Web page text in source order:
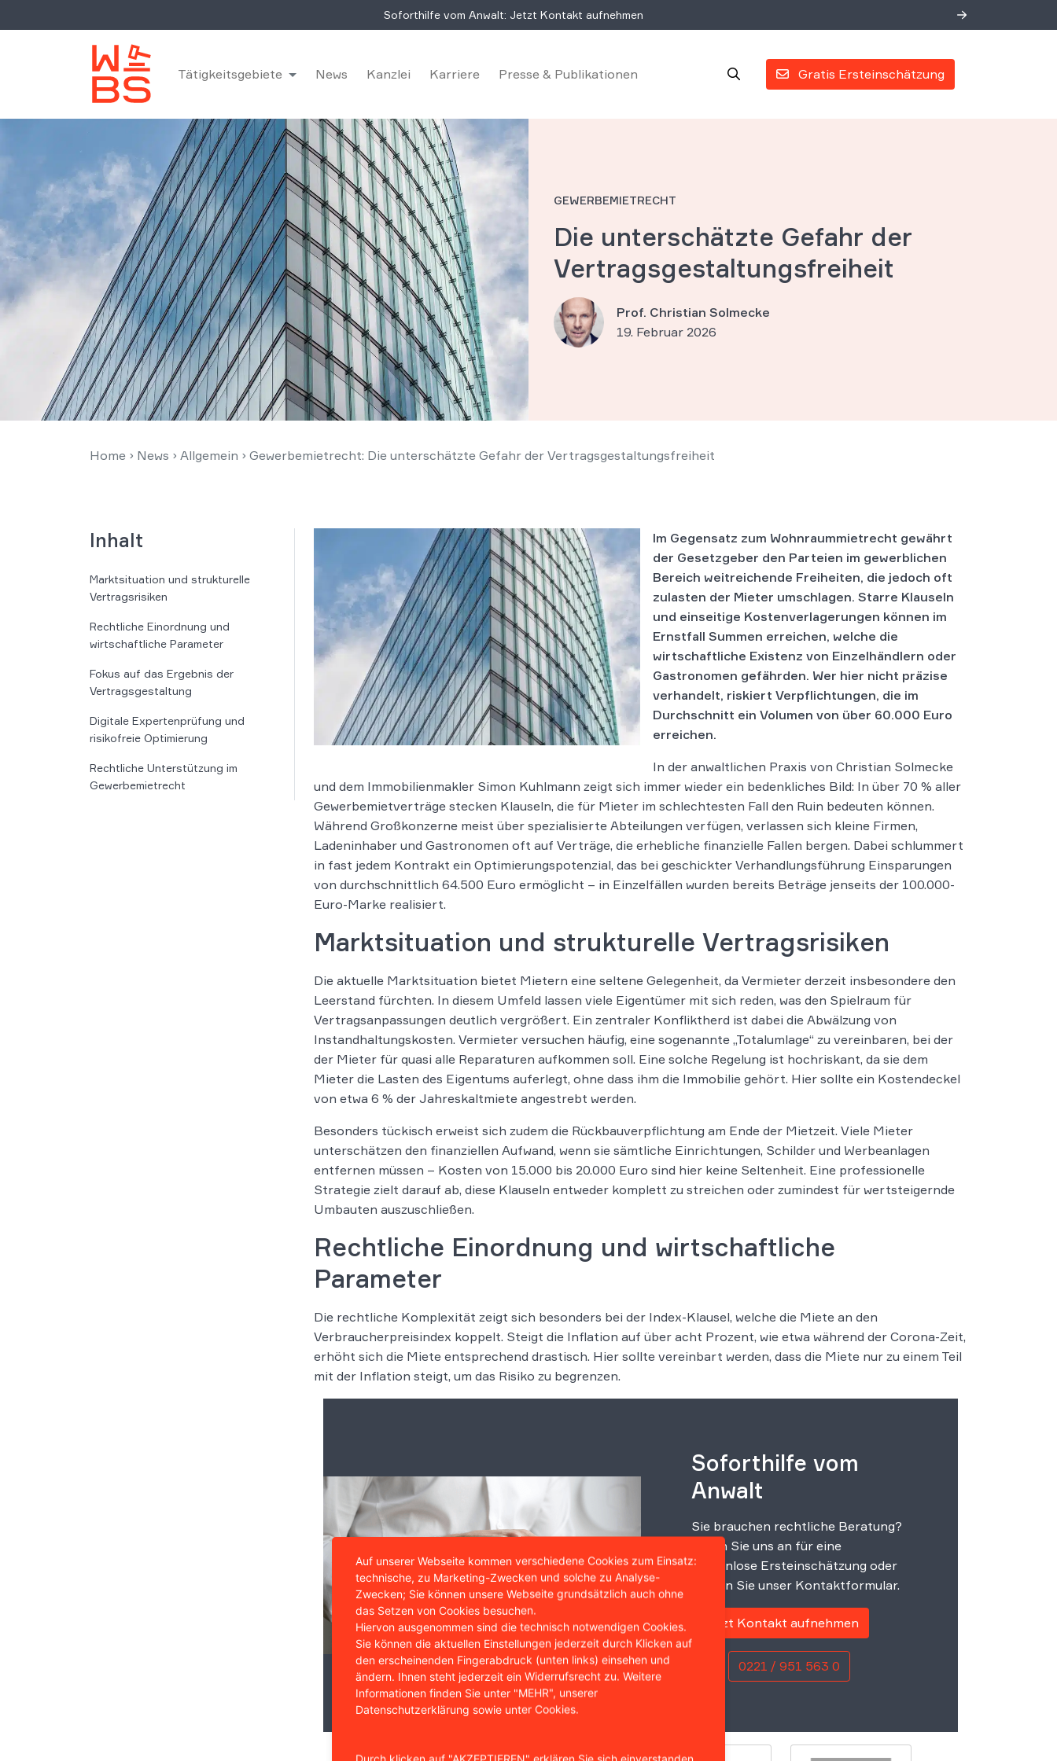
Soforthilfe vom Anwalt: Jetzt Kontakt aufnehmen
Gratis Ersteinschätzung
Tätigkeitsgebiete News Kanzlei Karriere Presse & Publikationen
GEWERBEMIETRECHT
Die unterschätzte Gefahr der
Vertragsgestaltungsfreiheit
Prof. Christian Solmecke
19. Februar 2026
Home › News › Allgemein › Gewerbemietrecht: Die unterschätzte Gefahr der Vertragsgestaltungsfreiheit
Inhalt
Marktsituation und strukturelle
Vertragsrisiken
Rechtliche Einordnung und
wirtschaftliche Parameter
Fokus auf das Ergebnis der
Vertragsgestaltung
Digitale Expertenprüfung und
risikofreie Optimierung
Rechtliche Unterstützung im
Gewerbemietrecht
Im Gegensatz zum Wohnraummietrecht gewährt
der Gesetzgeber den Parteien im gewerblichen
Bereich weitreichende Freiheiten, die jedoch oft
zulasten der Mieter umschlagen. Starre Klauseln
und einseitige Kostenverlagerungen können im
Ernstfall Summen erreichen, welche die
wirtschaftliche Existenz von Einzelhändlern oder
Gastronomen gefährden. Wer hier nicht präzise
verhandelt, riskiert Verpflichtungen, die im
Durchschnitt ein Volumen von über 60.000 Euro
erreichen.
In der anwaltlichen Praxis von Christian Solmecke
und dem Immobilienmakler Simon Kuhlmann zeigt sich immer wieder ein bedenkliches Bild: In über 70 % aller
Gewerbemietverträge stecken Klauseln, die für Mieter im schlechtesten Fall den Ruin bedeuten können.
Während Großkonzerne meist über spezialisierte Abteilungen verfügen, verlassen sich kleine Firmen,
Ladeninhaber und Gastronomen oft auf Verträge, die erhebliche finanzielle Fallen bergen. Dabei schlummert
in fast jedem Kontrakt ein Optimierungspotenzial, das bei geschickter Verhandlungsführung Einsparungen
von durchschnittlich 64.500 Euro ermöglicht – in Einzelfällen wurden bereits Beträge jenseits der 100.000-
Euro-Marke realisiert.
Marktsituation und strukturelle Vertragsrisiken
Die aktuelle Marktsituation bietet Mietern eine seltene Gelegenheit, da Vermieter derzeit insbesondere den
Leerstand fürchten. In diesem Umfeld lassen viele Eigentümer mit sich reden, was den Spielraum für
Vertragsanpassungen deutlich vergrößert. Ein zentraler Konfliktherd ist dabei die Abwälzung von
Instandhaltungskosten. Vermieter versuchen häufig, eine sogenannte „Totalumlage“ zu vereinbaren, bei der
der Mieter für quasi alle Reparaturen aufkommen soll. Eine solche Regelung ist hochriskant, da sie dem
Mieter die Lasten des Eigentums auferlegt, ohne dass ihm die Immobilie gehört. Hier sollte ein Kostendeckel
von etwa 6 % der Jahreskaltmiete angestrebt werden.
Besonders tückisch erweist sich zudem die Rückbauverpflichtung am Ende der Mietzeit. Viele Mieter
unterschätzen den finanziellen Aufwand, wenn sie sämtliche Einrichtungen, Schilder und Werbeanlagen
entfernen müssen – Kosten von 15.000 bis 20.000 Euro sind hier keine Seltenheit. Eine professionelle
Strategie zielt darauf ab, diese Klauseln entweder komplett zu streichen oder zumindest für wertsteigernde
Umbauten auszuschließen.
Rechtliche Einordnung und wirtschaftliche
Parameter
Die rechtliche Komplexität zeigt sich besonders bei der Index-Klausel, welche die Miete an den
Verbraucherpreisindex koppelt. Steigt die Inflation auf über acht Prozent, wie etwa während der Corona-Zeit,
erhöht sich die Miete entsprechend drastisch. Hier sollte vereinbart werden, dass die Miete nur zu einem Teil
mit der Inflation steigt, um das Risiko zu begrenzen.
Soforthilfe vom
Anwalt
Sie brauchen rechtliche Beratung?
Rufen Sie uns an für eine
kostenlose Ersteinschätzung oder
nutzen Sie unser Kontaktformular.
Jetzt Kontakt aufnehmen
0221 / 951 563 0
Auf unserer Webseite kommen verschiedene Cookies zum Einsatz:
technische, zu Marketing-Zwecken und solche zu Analyse-
Zwecken; Sie können unsere Webseite grundsätzlich auch ohne
das Setzen von Cookies besuchen.
Hiervon ausgenommen sind die technisch notwendigen Cookies.
Sie können die aktuellen Einstellungen jederzeit durch Klicken auf
den erscheinenden Fingerabdruck (unten links) einsehen und
ändern. Ihnen steht jederzeit ein Widerrufsrecht zu. Weitere
Informationen finden Sie unter "MEHR", unserer
Datenschutzerklärung sowie unter Cookies.